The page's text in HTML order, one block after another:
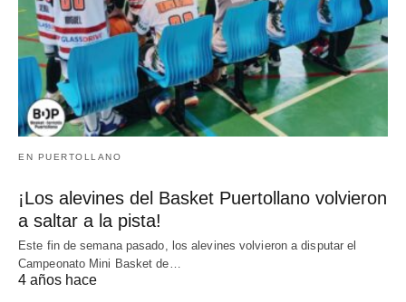
EN PUERTOLLANO
¡Los alevines del Basket Puertollano volvieron
a saltar a la pista!
Este fin de semana pasado, los alevines volvieron a disputar el
Campeonato Mini Basket de…
4 años hace